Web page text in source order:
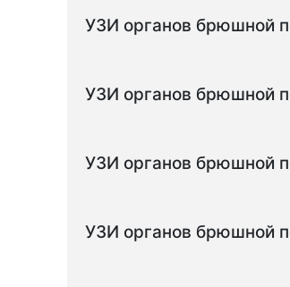
УЗИ органов брюшной
УЗИ органов брюшной
УЗИ органов брюшной
УЗИ органов брюшной